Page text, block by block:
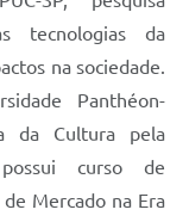
tecnologias da
na sociedade.
Panthéon-
da Cultura pela
possui curso de
Mercado na Era